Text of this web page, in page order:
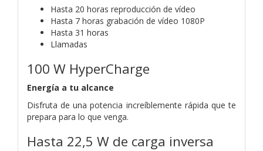
Hasta 20 horas reproducción de vídeo
Hasta 7 horas grabación de vídeo 1080P
Hasta 31 horas
Llamadas
100 W HyperCharge
Energía a tu alcance
Disfruta de una potencia increíblemente rápida que te
prepara para lo que venga.
Hasta 22,5 W de carga inversa